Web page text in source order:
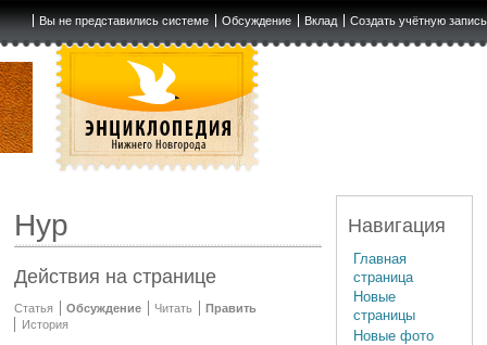
Вы не представились системе Обсуждение Вклад Создать учётную запись
Нур
Действия на странице
Статья Обсуждение Читать
Править
История
Навигация
Главная
страница
Новые
страницы
Новые фото